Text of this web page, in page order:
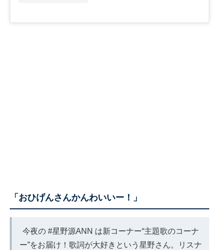
「おひげんさんかんわいいー！」
今夜の #星野源ANN は新コーナー“主題歌のコーナ
ー”をお届け！歌詞が大好きという星野さん。リスナ